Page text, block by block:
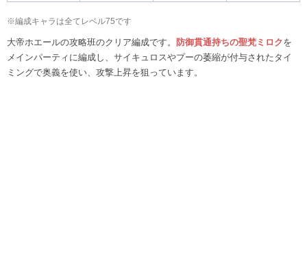
※編成キャラは全てレベル75です
大帝ホエールの攻略班のクリア編成です。 防御貫通持ちの聖梵ミロク を
メインパーティに編成し、サイキュロスやプーの萎縮が付与されたタイ
ミングで奥義を使い、攻撃上昇を狙っています。